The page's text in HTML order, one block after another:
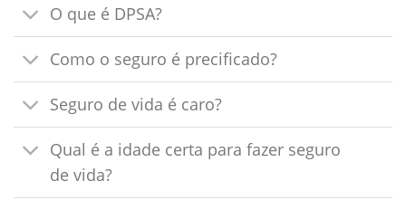
O que é DPSA?
Como o seguro é precificado?
Seguro de vida é caro?
Qual é a idade certa para fazer seguro
de vida?